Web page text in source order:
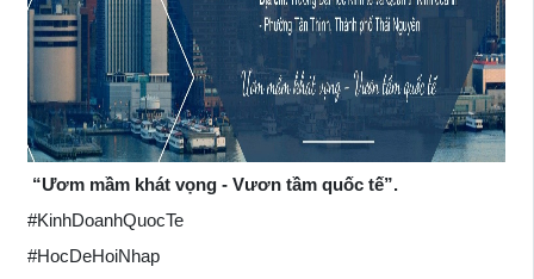
“Ươm mầm khát vọng - Vươn tầm quốc tế”.
#KinhDoanhQuocTe
#HocDeHoiNhap